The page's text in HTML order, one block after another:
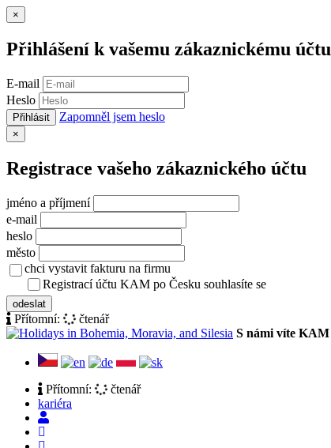
×
Přihlášení k vašemu zákaznickému účtu
E-mail
Heslo
Přihlásit Zapomněl jsem heslo
×
Registrace vašeho zákaznického účtu
jméno a příjmení
e-mail
heslo
město
chci vystavit fakturu na firmu
Registrací účtu KAM po Česku souhlasíte se
odeslat
Přítomní:
čtenář
S námi víte KAM
Přítomní:
čtenář
kariéra